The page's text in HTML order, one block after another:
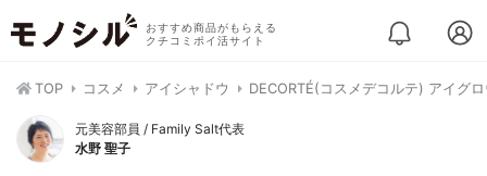
おすすめ商品がもらえる
クチコミポイ活サイト
TOP コスメ アイシャドウ DECORTÉ(コスメデコルテ) アイグ
元美容部員 / Family Salt代表
水野 聖子